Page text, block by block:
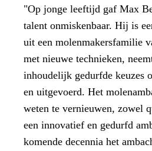
"Op jonge leeftijd gaf Max
talent onmiskenbaar. Hij is
uit een molenmakersfamilie
met nieuwe technieken,
inhoudelijk gedurfde keuzes
en uitgevoerd. Het
weten te vernieuwen, zowel
een innovatief en gedurfd
komende decennia het